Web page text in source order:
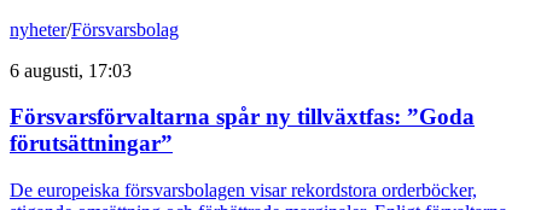
nyheter/Försvarsbolag
6 augusti, 17:03
Försvarsförvaltarna spår ny tillväxtfas: ”Goda
förutsättningar”
De europeiska försvarsbolagen visar rekordstora orderböcker,